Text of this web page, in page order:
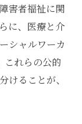
害者福祉に関
に、医療と介
シャルワーカ
これらの公的
けることが、